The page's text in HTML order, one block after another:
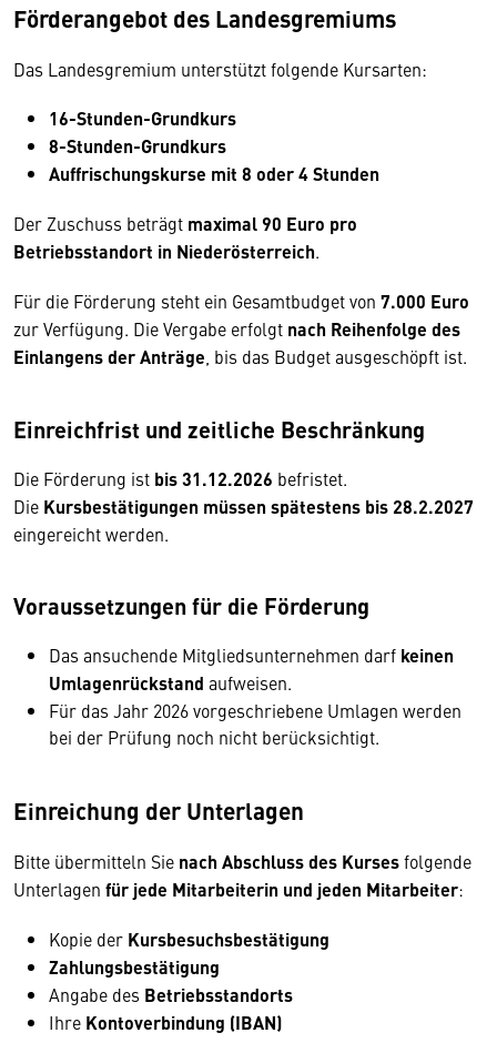
Förderangebot des Landesgremiums
Das Landesgremium unterstützt folgende Kursarten:
16-Stunden-Grundkurs
8-Stunden-Grundkurs
Auffrischungskurse mit 8 oder 4 Stunden
Der Zuschuss beträgt maximal 90 Euro pro
Betriebsstandort in Niederösterreich.
Für die Förderung steht ein Gesamtbudget von 7.000 Euro
zur Verfügung. Die Vergabe erfolgt nach Reihenfolge des
Einlangens der Anträge , bis das Budget ausgeschöpft ist.
Einreichfrist und zeitliche Beschränkung
Die Förderung ist bis 31.12.2026 befristet.
Die Kursbestätigungen müssen spätestens bis 28.2.2027
eingereicht werden.
Voraussetzungen für die Förderung
Das ansuchende Mitgliedsunternehmen darf keinen
Umlagenrückstand aufweisen.
Für das Jahr 2026 vorgeschriebene Umlagen werden
bei der Prüfung noch nicht berücksichtigt.
Einreichung der Unterlagen
Bitte übermitteln Sie nach Abschluss des Kursesfolgende
Unterlagen für jede Mitarbeiterin und jeden Mitarbeiter:
Kopie der Kursbesuchsbestätigung
Zahlungsbestätigung
Angabe des Betriebsstandorts
Ihre Kontoverbindung (IBAN)